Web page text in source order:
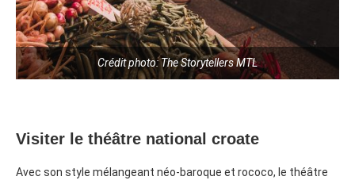
Crédit photo: The Storytellers MTL
Visiter le théâtre national croate
Avec son style mélangeant néo-baroque et rococo, le théâtre